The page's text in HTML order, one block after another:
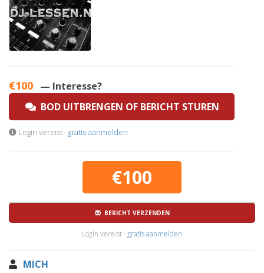
€100 — Interesse?
BOD UITBRENGEN OF BERICHT STUREN
Login vereist · gratis aanmelden
€100
BERICHT VERZENDEN
Login vereist · gratis aanmelden
MICH